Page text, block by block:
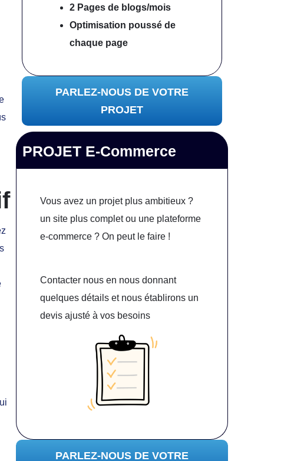
2 Pages de blogs/mois
Optimisation pousséde
chaque page
PARLEZ-NOUS DE VOTRE
PROJET
PROJET E-Commerce
Vous avez un projet plus ambitieux ?
un site plus complet ou une plateforme
e-commerce ? On peut le faire !
Contacter nous en nous donnant
quelques détails et nous établirons un
devis ajusté à vos besoins
PARLEZ-NOUS DE VOTRE